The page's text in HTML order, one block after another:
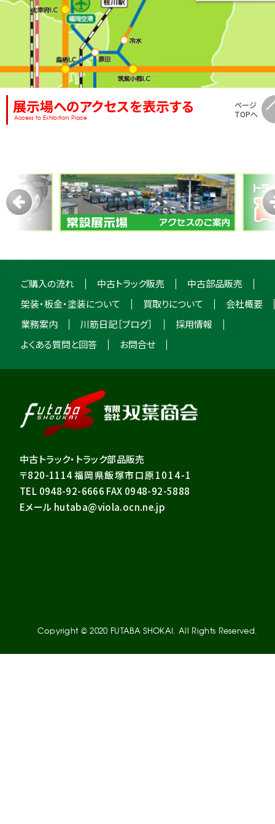
展示場へのアクセスを表示する
Access to Exhibition Place
ページ
TOPへ
ご購入の流れ 中古トラック販売
中古部品販売
架装・板金・塗装について
買取りについて
会社概要
業務案内
川筋日記［ブログ］
採用情報
よくある質問と回答
お問合せ
中古トラック・トラック部品販売
〒820-1114福岡県飯塚市口原1014-1
TEL 0948-92-6666 FAX 0948-92-5888
Eメール hutaba@viola.ocn.ne.jp
Copyright © 2020 FUTABA SHOKAI. All Rights Reserved.